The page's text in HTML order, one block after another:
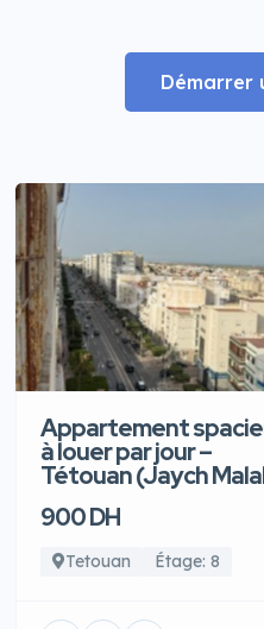
Démarrer
Appartement
à louer par jour –
Tétouan (Jaych
900 DH
Tetouan Étage: 8